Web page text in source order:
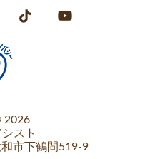
2026
スト
市下鶴間519-9